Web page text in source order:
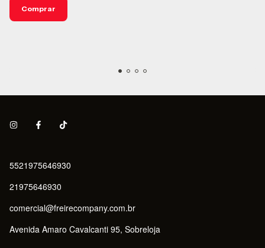
Comprar
5521975646930
21975646930
comercial@freirecompany.com.br
Avenida Amaro Cavalcanti 95, Sobreloja